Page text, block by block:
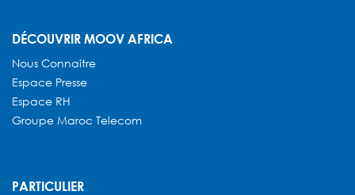
DÉCOUVRIR MOOV AFRICA
Nous Connaitre
Espace Presse
Espace RH
Groupe Maroc Telecom
PARTICULIER